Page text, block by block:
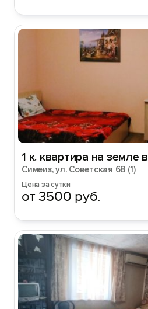
1 к. квартира на земле
Симеиз, ул. Советская 68 (1)
Цена за сутки
от 3500 руб.